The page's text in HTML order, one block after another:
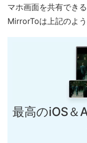
マホ画面を共有でき
MirrorToは上記のよ
最高のiOS＆